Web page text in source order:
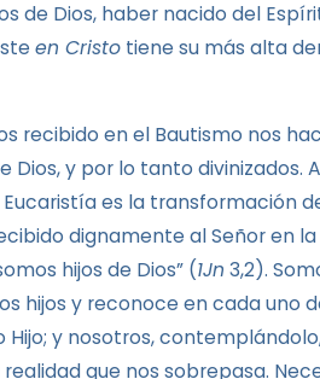
de Dios, haber nacido del
en Cristo tiene su más alta
recibido en el Bautismo nos
Dios, y por lo tanto divinizados.
es la transformación
dignamente al Señor en
hijos de Dios” (1Jn 3,2).
hijos y reconoce en cada uno
y nosotros,
que nos sobrepasa.